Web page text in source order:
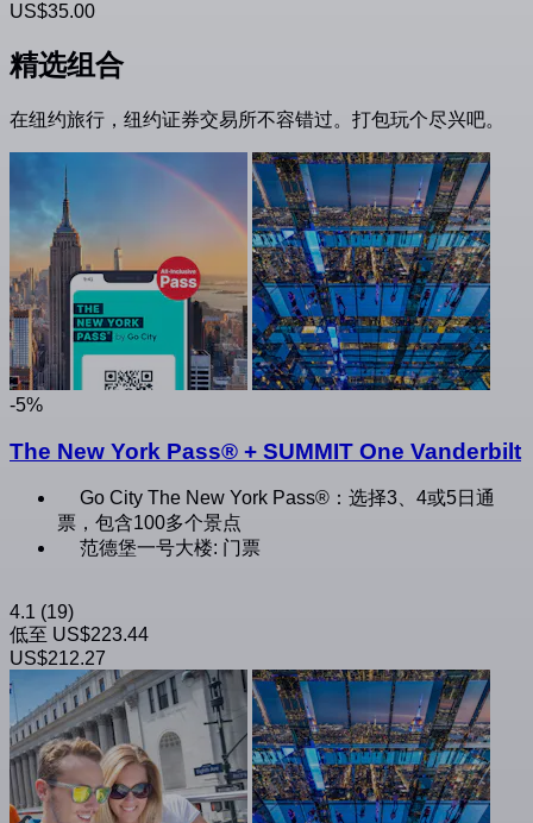
US$35.00
精选组合
在纽约旅行，纽约证券交易所不容错过。打包玩个尽兴吧。
-5%
The New York Pass® + SUMMIT One Vanderbilt
Go City The New York Pass®：选择3、4或5日通
票，包含100多个景点
范德堡一号大楼: 门票
4.1 (19)
低至 US$223.44
US$212.27